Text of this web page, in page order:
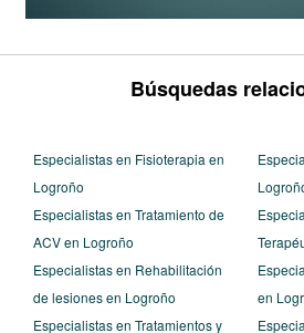
Búsquedas
Especialistas en Fisioterapia en
Logroño
Especialistas en Tratamiento de
ACV en Logroño
Especialistas en Rehabilitación
de lesiones en Logroño
Especialistas en Tratamientos y
en